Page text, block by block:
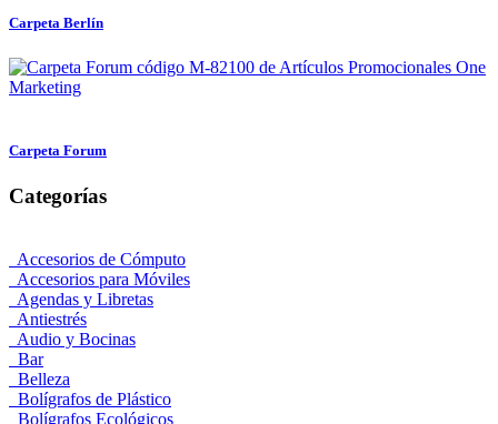
Carpeta Berlín
Carpeta Forum
Categorías
Accesorios de Cómputo
Accesorios para Móviles
Agendas y Libretas
Antiestrés
Audio y Bocinas
Bar
Belleza
Bolígrafos de Plástico
Bolígrafos Ecológicos